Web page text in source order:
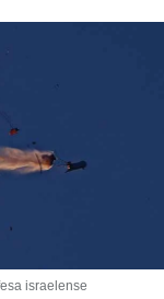
israelense